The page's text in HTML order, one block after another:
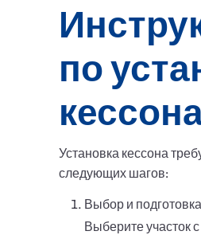
по
Установка кессона
следующих шагов:
Выбор и
Выберите участок